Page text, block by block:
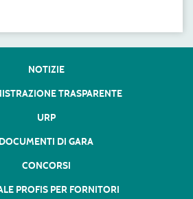
NOTIZIE
TRASPARENTE
URP
DOCUMENTI DI GARA
CONCORSI
PROFIS PER FORNITORI